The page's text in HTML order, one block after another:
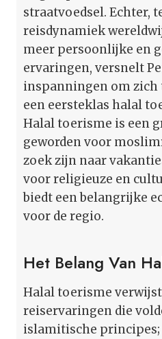
straatvoedsel. Echter,
reisdynamiek
meer persoonlijke en
ervaringen, versnelt
inspanningen om zich
een eersteklas halal
Halal toerisme is een
geworden voor
zoek zijn naar
voor religieuze en
biedt een belangrijke
voor de regio.
Het Belang Van
Halal toerisme
reiservaringen die
islamitische